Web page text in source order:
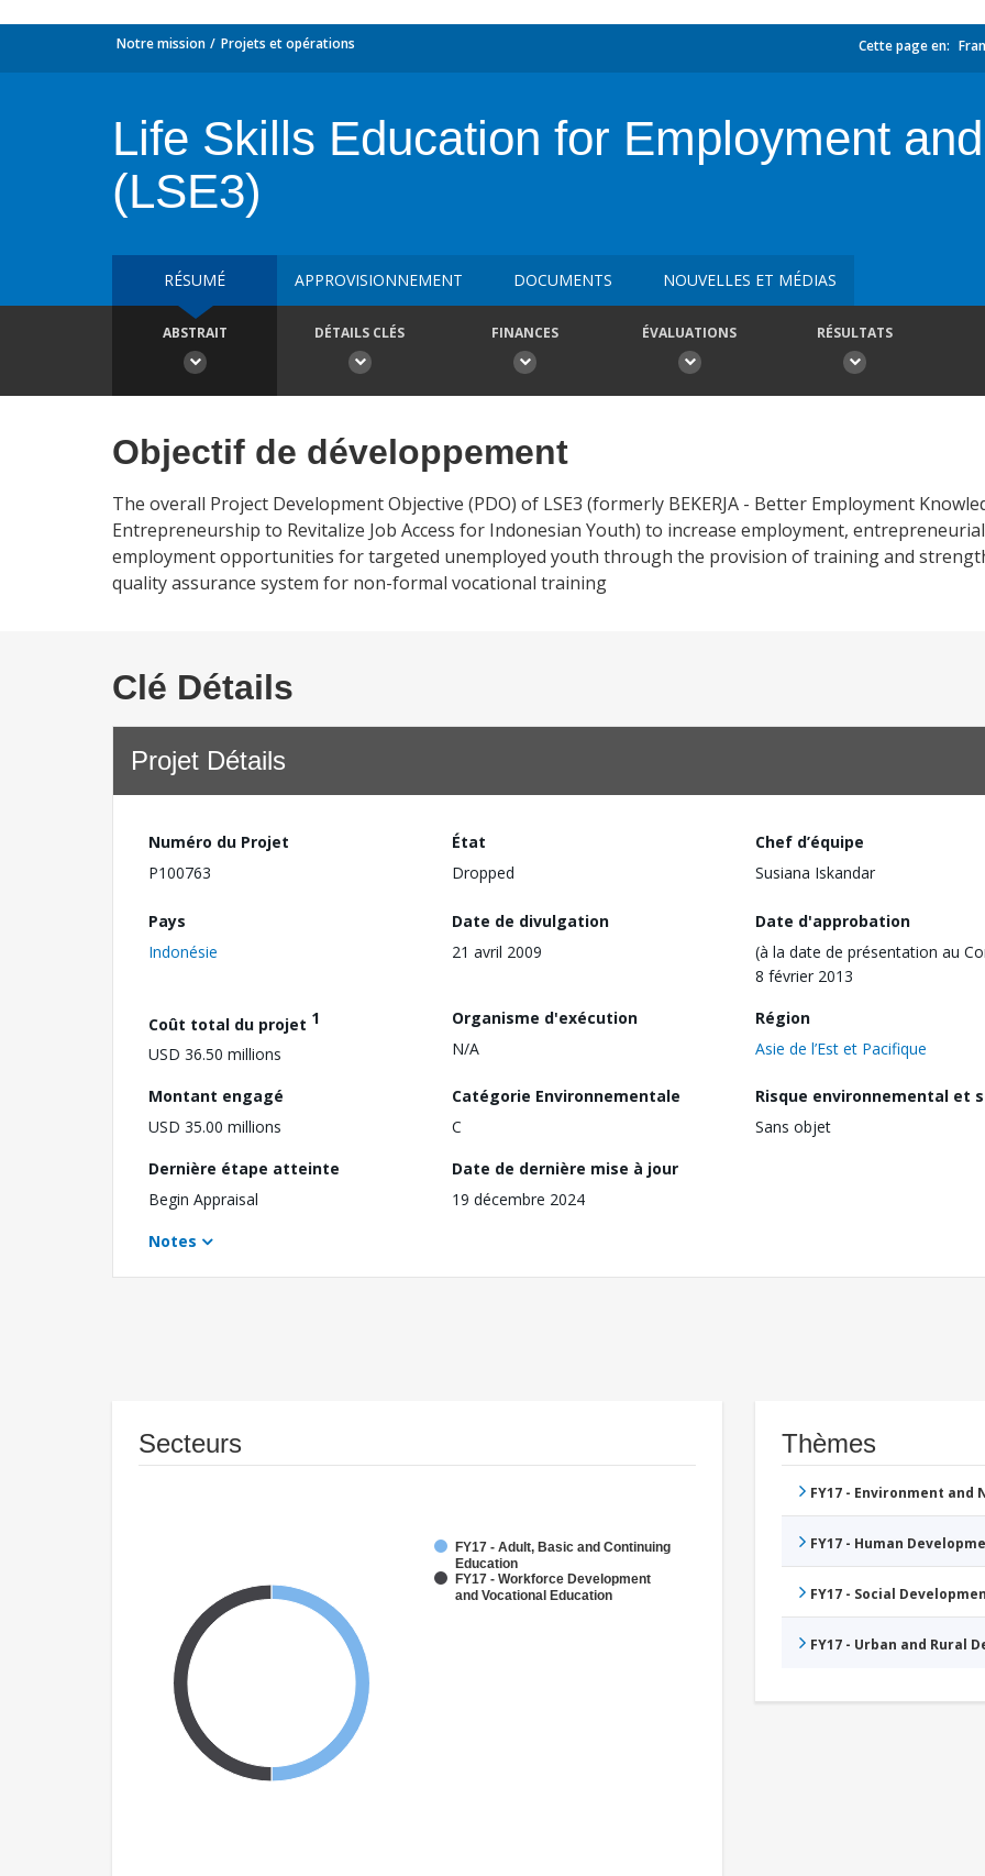
Notre mission Projets et opérations Cette page en:
Life Skills Education for Employment
(LSE3)
RÉSUMÉ APPROVISIONNEMENT DOCUMENTS NOUVELLES ET MÉDIAS
ABSTRAIT DÉTAILS CLÉS FINANCES ÉVALUATIONS RÉSULTATS
Objectif de développement
The overall Project Development Objective (PDO) of LSE3 (formerly BEKERJA - Better Employment
Entrepreneurship to Revitalize Job Access for Indonesian Youth) to increase employment,
employment opportunities for targeted unemployed youth through the provision of training and
quality assurance system for non-formal vocational training
Clé Détails
Projet Détails
Numéro du Projet
P100763
État
Dropped
Chef d’équipe
Susiana Iskandar
Pays
Indonésie
Date de divulgation
21 avril 2009
Date d'approbation
(à la date de présentation au
8 février 2013
Coût total du projet 1
USD 36.50 millions
Organisme d'exécution
N/A
Région
Asie de l’Est et Pacifique
Montant engagé
USD 35.00 millions
Catégorie Environnementale
C
Risque environnemental et
Sans objet
Dernière étape atteinte
Begin Appraisal
Date de dernière mise à jour
19 décembre 2024
Notes
Secteurs
FY17 - Adult, Basic and Continuing
Education
FY17 - Workforce Development
and Vocational Education
Thèmes
FY17 - Environment
FY17 - Human
FY17 - Social
FY17 - Urban and Rural